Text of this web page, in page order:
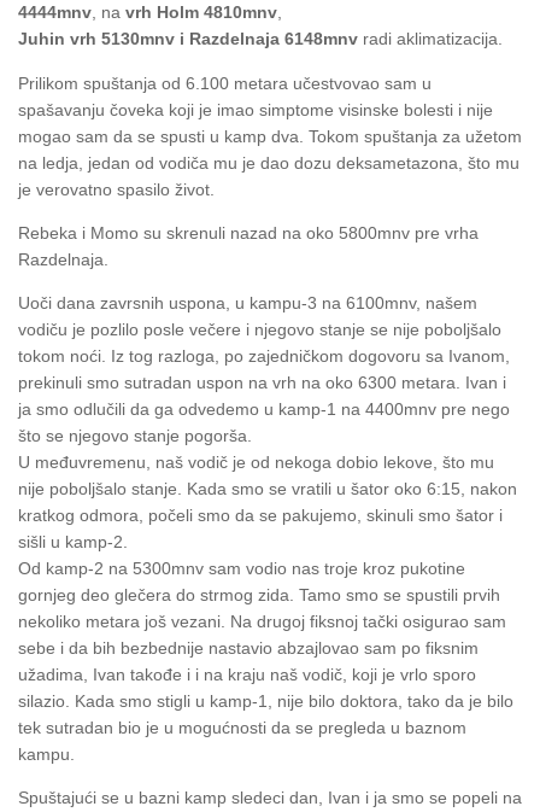
4444mnv, na vrh Holm 4810mnv,
Juhin vrh 5130mnv i Razdelnaja 6148mnv radi aklimatizacija.
Prilikom spuštanja od 6.100 metara učestvovao sam u
spašavanju čoveka koji je imao simptome visinske bolesti i nije
mogao sam da se spusti u kamp dva. Tokom spuštanja za užetom
na ledja, jedan od vodiča mu je dao dozu deksametazona, što mu
je verovatno spasilo život.
Rebeka i Momo su skrenuli nazad na oko 5800mnv pre vrha
Razdelnaja.
Uoči dana zavrsnih uspona, u kampu-3 na 6100mnv, našem
vodiču je pozlilo posle večere i njegovo stanje se nije poboljšalo
tokom noći. Iz tog razloga, po zajedničkom dogovoru sa Ivanom,
prekinuli smo sutradan uspon na vrh na oko 6300 metara. Ivan i
ja smo odlučili da ga odvedemo u kamp-1 na 4400mnv pre nego
što se njegovo stanje pogorša.
U međuvremenu, naš vodič je od nekoga dobio lekove, što mu
nije poboljšalo stanje. Kada smo se vratili u šator oko 6:15, nakon
kratkog odmora, počeli smo da se pakujemo, skinuli smo šator i
sišli u kamp-2.
Od kamp-2 na 5300mnv sam vodio nas troje kroz pukotine
gornjeg deo glečera do strmog zida. Tamo smo se spustili prvih
nekoliko metara još vezani. Na drugoj fiksnoj tački osigurao sam
sebe i da bih bezbednije nastavio abzajlovao sam po fiksnim
užadima, Ivan takođe i i na kraju naš vodič, koji je vrlo sporo
silazio. Kada smo stigli u kamp-1, nije bilo doktora, tako da je bilo
tek sutradan bio je u mogućnosti da se pregleda u baznom
kampu.
Spuštajući se u bazni kamp sledeci dan, Ivan i ja smo se popeli na